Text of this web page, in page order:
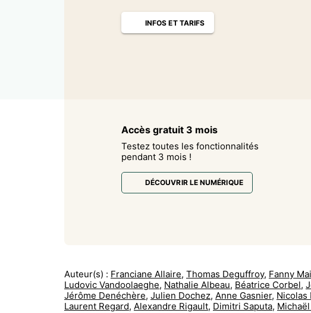
INFOS ET TARIFS
Accès gratuit 3 mois
Testez toutes les fonctionnalités
pendant 3 mois !
DÉCOUVRIR LE NUMÉRIQUE
Auteur(s) : Franciane Allaire, Thomas Deguffroy, Fanny
Ludovic Vandoolaeghe, Nathalie Albeau, Béatrice Corbel,
Jérôme Denéchère, Julien Dochez, Anne Gasnier, Nicolas
Laurent Regard, Alexandre Rigault, Dimitri Saputa,